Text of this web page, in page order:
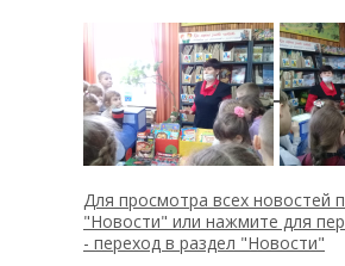
Для просмотра всех новостей
"Новости" или нажмите для
- переход в раздел "Новости"